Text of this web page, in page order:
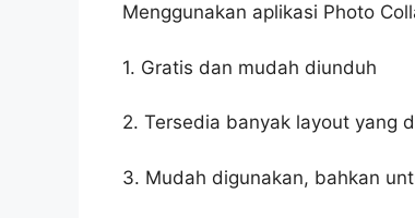
Menggunakan aplikasi Photo
1. Gratis dan mudah diunduh
2. Tersedia banyak layout yang
3. Mudah digunakan, bahkan